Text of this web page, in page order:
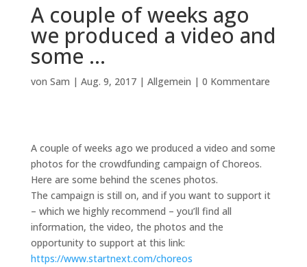
A couple of weeks ago
we produced a video and
some …
von Sam | Aug. 9, 2017| Allgemein | 0 Kommentare
A couple of weeks ago we produced a video and some
photos for the crowdfunding campaign of Choreos.
Here are some behind the scenes photos.
The campaign is still on, and if you want to support it
– which we highly recommend – you’ll find all
information, the video, the photos and the
opportunity to support at this link:
https://www.startnext.com/choreos